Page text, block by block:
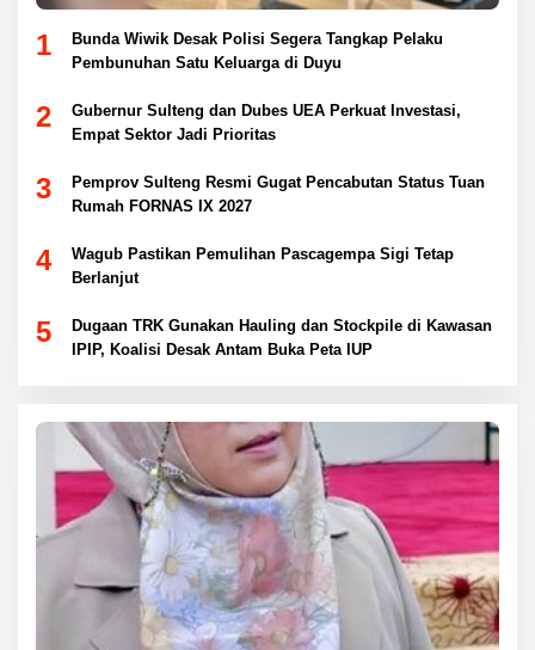
1
Bunda Wiwik Desak Polisi Segera Tangkap Pelaku
Pembunuhan Satu Keluarga di Duyu
2
Gubernur Sulteng dan Dubes UEA Perkuat Investasi,
Empat Sektor Jadi Prioritas
3
Pemprov Sulteng Resmi Gugat Pencabutan Status Tuan
Rumah FORNAS IX 2027
4
Wagub Pastikan Pemulihan Pascagempa Sigi Tetap
Berlanjut
5
Dugaan TRK Gunakan Hauling dan Stockpile di Kawasan
IPIP, Koalisi Desak Antam Buka Peta IUP